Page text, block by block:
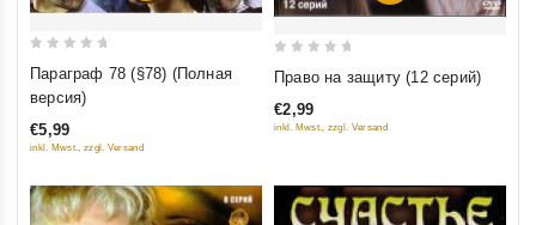
out
5
Параграф 78 (§78) (Полная
версия)
€5,99
inkl. Mwst., zzgl. Versand
out
of
Право на защиту (12 серий)
€2,99
inkl. Mwst., zzgl. Versand